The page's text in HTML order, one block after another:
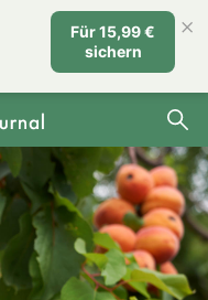
Für 15,99 €
sichern
×